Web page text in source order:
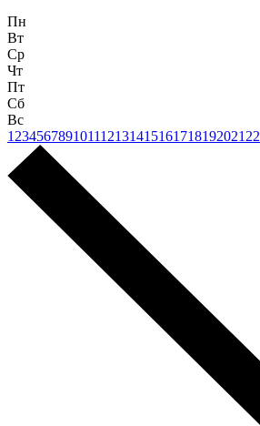
Пн
Вт
Ср
Чт
Пт
Сб
Вс
1 23456789101112131415161718192021 22